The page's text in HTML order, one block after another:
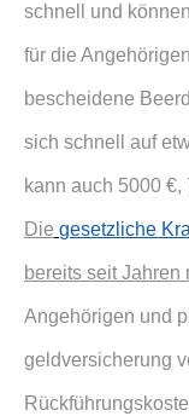
schnell und
für die
bescheidene
sich schnell auf
kann auch 5000
Die gesetzliche
bereits seit Jahren
Angehörigen und
geldversicherung